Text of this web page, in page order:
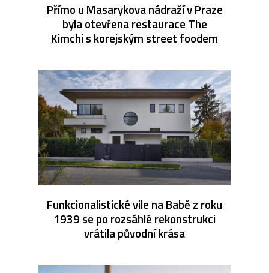
Přímo u Masarykova nádraží v Praze
byla otevřena restaurace The
Kimchi s korejským street foodem
Funkcionalistické vile na Babě z roku
1939 se po rozsáhlé rekonstrukci
vrátila původní krása